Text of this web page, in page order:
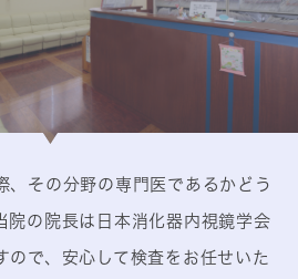
、その分野の専門医であるかどう
院の院長は日本消化器内視鏡学会
ので、安心して検査をお任せいた